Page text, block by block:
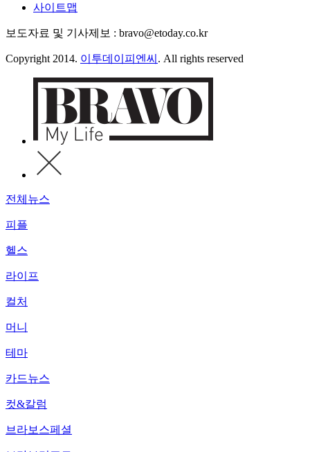
사이트맵
보도자료 및 기사제보 : bravo@etoday.co.kr
Copyright 2014. 이투데이피엔씨 . All rights reserved
전체뉴스
피플
헬스
라이프
컬처
머니
테마
카드뉴스
컷&칼럼
브라보스페셜